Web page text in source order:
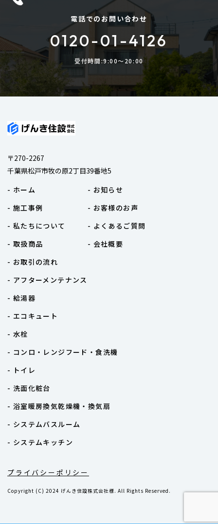
電話でのお問い合わせ
0120-01-4126
受付時間:9:00〜20:00
〒270-2267
千葉県松戸市牧の原2丁目39番地5
- ホーム
- 施工事例
- 私たちについて
- 取扱商品
- お取引の流れ
- アフターメンテナンス
- お知らせ
- お客様のお声
- よくあるご質問
- 会社概要
- 給湯器
- エコキュート
- 水栓
- コンロ・レンジフード・食洗機
- トイレ
- 洗面化粧台
- 浴室暖房換気乾燥機・換気扇
- システムバスルーム
- システムキッチン
プライバシーポリシー
Copyright (C) 2024 げんき住設株式会社様. All Rights Reserved.